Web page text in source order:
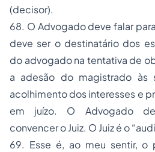
(decisor).
68. O Advogado deve falar
deve ser o destinatário dos
do advogado na tentativa de
a adesão do magistrado às
acolhimento dos interesses e
em juízo. O Advogado
convencer o Juiz. O Juiz é o
69. Esse é, ao meu sentir, o